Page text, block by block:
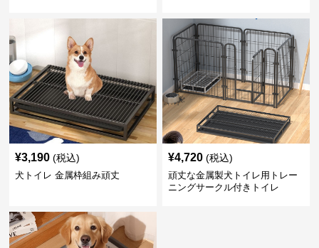
¥3,190 (税込)
犬トイレ 金属枠組み頑丈
¥4,720 (税込)
頑丈な金属製犬トイレ用トレー
ニングサークル付きトイレ